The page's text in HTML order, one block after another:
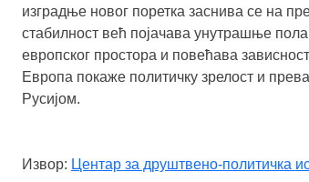
изградње новог поретка заснива се на
стабилност већ појачава унутрашње
европског простора и повећава
Европа покаже политичку зрелост и
Русијом.
Извор: Центар за друштвено-политичка